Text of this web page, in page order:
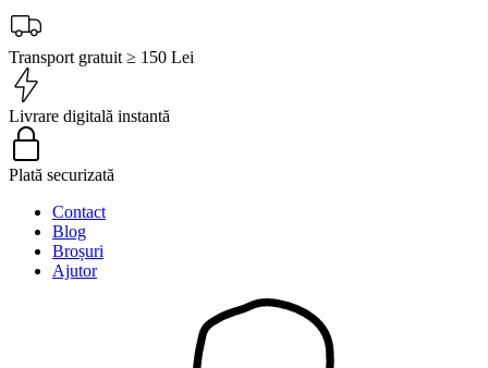
Transport gratuit ≥ 150 Lei
Livrare digitală instantă
Plată securizată
Contact
Blog
Broșuri
Ajutor